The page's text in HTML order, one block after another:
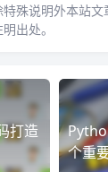
特殊说明外本站
出处。
打造
个重